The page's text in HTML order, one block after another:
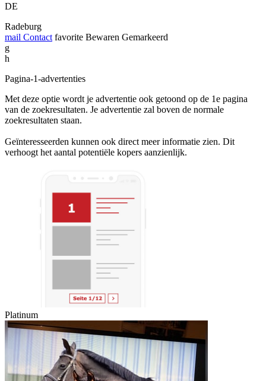
DE
Radeburg
mail Contact favorite Bewaren Gemarkeerd
g
h
Pagina-1-advertenties
Met deze optie wordt je advertentie ook getoond op de 1e pagina
van de zoekresultaten. Je advertentie zal boven de normale
zoekresultaten staan.
Geïnteresseerden kunnen ook direct meer informatie zien. Dit
verhoogt het aantal potentiële kopers aanzienlijk.
Platinum